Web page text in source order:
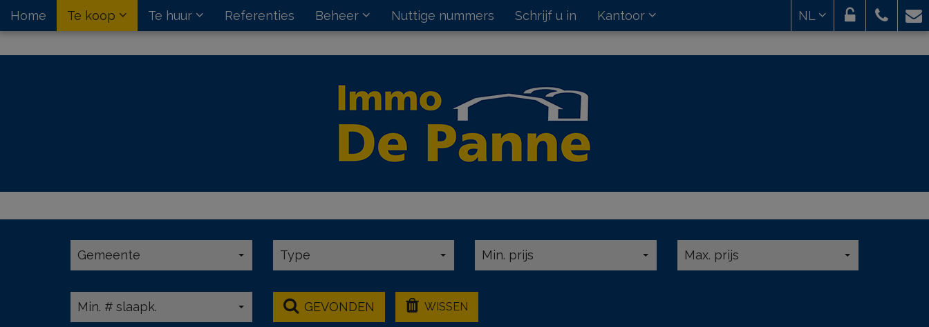
Home Te koop Te huur Referenties Beheer Nuttige nummers Schrijf u in Kantoor NL
Gemeente Type Min. prijs Max. prijs
Min. # slaapk. GEVONDEN WISSEN